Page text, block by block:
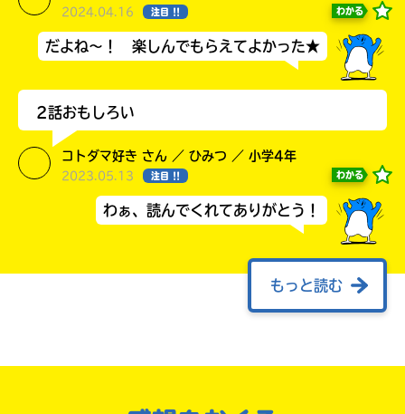
このマチのことを
もっと知りたい
2024.04.16 注目 !! わかる
だよね～！ 楽しんでもらえてよかった★
2話おもしろい
コトダマ好き さん ／ ひみつ ／ 小学4年
2023.05.13 注目 !! わかる
わぁ、読んでくれてありがとう！
もっと読む
購
入
案
店
電
子
購